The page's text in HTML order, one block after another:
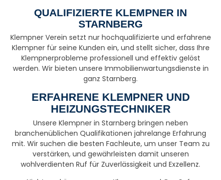
QUALIFIZIERTE KLEMPNER IN
STARNBERG
Klempner Verein setzt nur hochqualifizierte und erfahrene
Klempner für seine Kunden ein, und stellt sicher, dass Ihre
Klempnerprobleme professionell und effektiv gelöst
werden. Wir bieten unsere Immobilienwartungsdienste in
ganz Starnberg.
ERFAHRENE KLEMPNER UND
HEIZUNGSTECHNIKER
Unsere Klempner in Starnberg bringen neben
branchenüblichen Qualifikationen jahrelange Erfahrung
mit. Wir suchen die besten Fachleute, um unser Team zu
verstärken, und gewährleisten damit unseren
wohlverdienten Ruf für Zuverlässigkeit und Exzellenz.